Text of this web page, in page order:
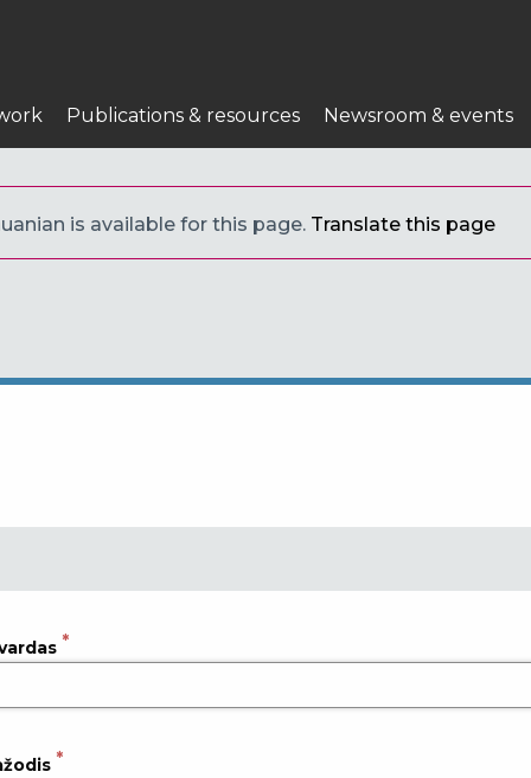
Publications & resources Newsroom & events
is available for this page. Translate this page